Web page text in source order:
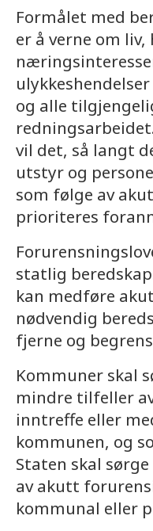
Formålet med
er å verne om
og alle
vil det, så langt
utstyr og
som følge av
prioriteres
statlig
kan medføre
nødvendig
fjerne og
Kommuner skal
mindre tilfeller
inntreffe eller
kommunen, og
Staten skal
av akutt
kommunal eller